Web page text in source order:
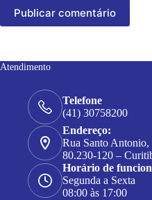
Publicar comentário
Atendimento
Telefone
(41) 30758200
Endereço:
Rua Santo Antonio,
80.230-120 –
Horário de
Segunda a Sexta
08:00 às 17:00